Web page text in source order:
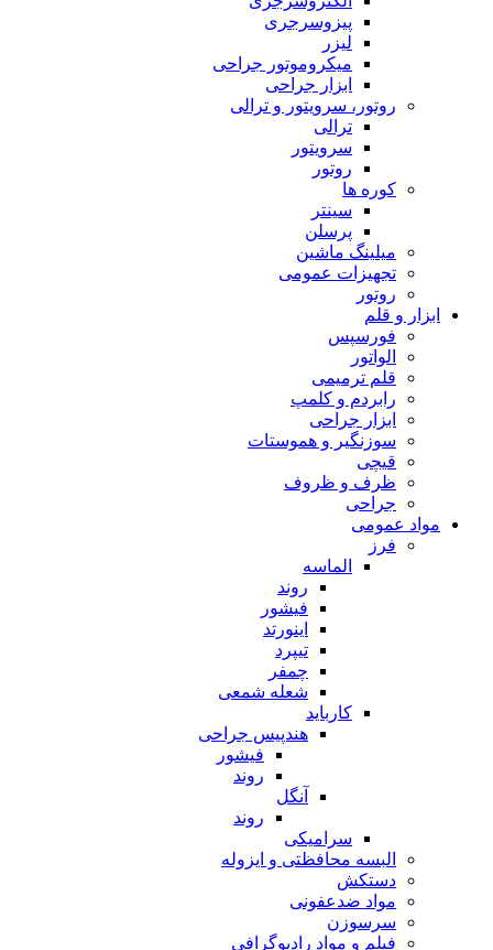
پیزوسرجری
لیزر
میکروموتور جراحی
ابزار جراحی
روتور، سرویتور و ترالی
ترالی
سرویتور
روتور
کوره ها
سینتر
پرسلن
میلینگ ماشین
تجهیزات عمومی
روتور
ابزار و قلم
فورسپس
الواتور
قلم ترمیمی
رابردم و کلمپ
ابزار جراحی
سوزنگیر و هموستات
قیچی
ظرف و ظروف
جراحی
مواد عمومی
فرز
الماسه
روند
فیشور
اینورتد
تیپرد
چمفر
شعله شمعی
کارباید
هندپیس جراحی
فیشور
روند
آنگل
روند
سرامیکی
البسه محافظتی و ایزوله
دستکش
مواد ضدعفونی
سرسوزن
فیلم و مواد رادیوگرافی